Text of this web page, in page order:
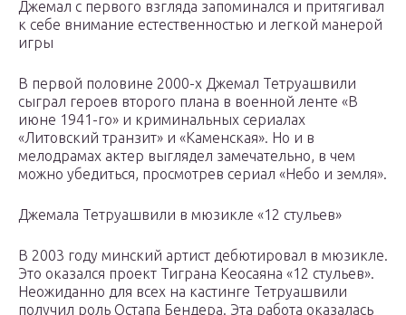
Джемал с первого взгляда запоминался и притягивал
к себе внимание естественностью и легкой манерой
игры
В первой половине 2000-х Джемал Тетруашвили
сыграл героев второго плана в военной ленте «В
июне 1941-го» и криминальных сериалах
«Литовский транзит» и «Каменская». Но и в
мелодрамах актер выглядел замечательно, в чем
можно убедиться, просмотрев сериал «Небо и земля».
Джемала Тетруашвили в мюзикле «12 стульев»
В 2003 году минский артист дебютировал в мюзикле.
Это оказался проект Тиграна Кеосаяна «12 стульев».
Неожиданно для всех на кастинге Тетруашвили
получил роль Остапа Бендера. Эта работа оказалась